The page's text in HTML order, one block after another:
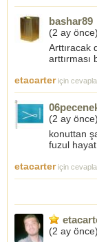
bashar89
(2 ay önce)
Arttıracak
arttırması
etacarteriçin
(2 ay önce)
konuttan
fuzul
etacarteriçin
(2 ay önce)